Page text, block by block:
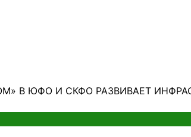
В ЮФО И СКФО РАЗВИВАЕТ